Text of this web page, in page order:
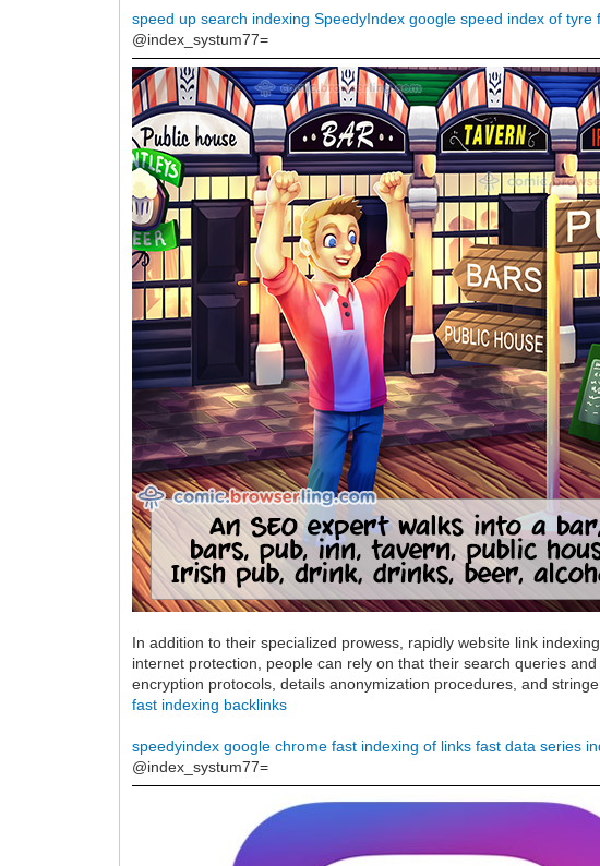
speed up search indexing SpeedyIndex google speed index of tyre
@index_systum77=
In addition to their specialized prowess, rapidly website link
internet protection, people can rely on that their search queries
encryption protocols, details anonymization procedures, and
fast indexing backlinks
speedyindex google chrome fast indexing of links fast data series
@index_systum77=